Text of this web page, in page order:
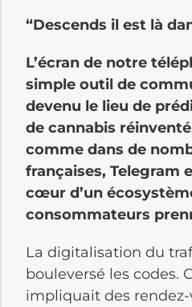
“Descends il est là
L’écran de notre
simple outil de
devenu le lieu de
de cannabis
comme dans de
françaises, Telegram
cœur d’un
consommateurs
La digitalisation du
bouleversé les codes.
impliquait des